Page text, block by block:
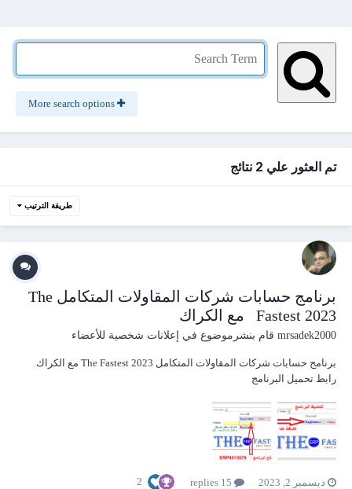
تم العثور علي 2 نتائج
طريقة الترتيب
برنامج حسابات شركات المقاولات المتكامل The
Fastest 2023 مع الكراك
mrsadek2000 قام بنشرموضوع في إعلانات شخصية للأعضاء
برنامج حسابات شركات المقاولات المتكامل The Fastest 2023 مع الكراك
رابط تحميل البرنامج
https://www.youtub...
ديسمبر 2, 2023 2